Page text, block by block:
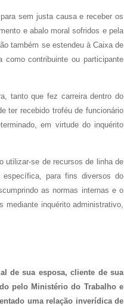
sem justa causa e receber os
e abalo moral sofridos e pela
também se estendeu à Caixa de
como contribuinte ou participante
tanto que fez carreira dentro do
ter recebido troféu de funcionário
em virtude do inquérito
utilizar-se de recursos de linha de
específica, para fins diversos do
as normas internas e o
inquérito administrativo,
de sua esposa, cliente de sua
pelo Ministério do Trabalho e
uma relação inverídica de